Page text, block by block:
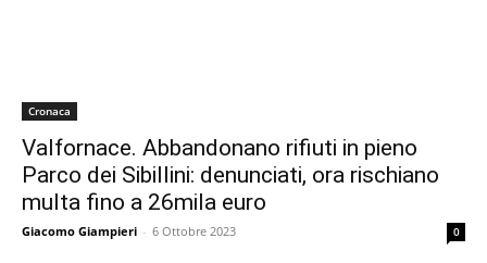
Cronaca
Valfornace. Abbandonano rifiuti in pieno
Parco dei Sibillini: denunciati, ora rischiano
multa fino a 26mila euro
Giacomo Giampieri - 6 Ottobre 2023 0